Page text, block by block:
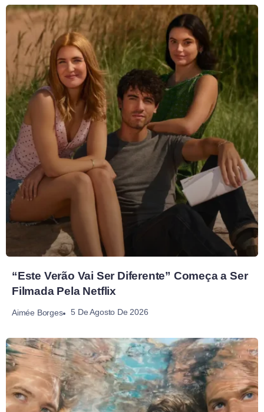
“Este Verão Vai Ser Diferente” Começa a Ser
Filmada Pela Netflix
Aimée Borges 5 De Agosto De 2026